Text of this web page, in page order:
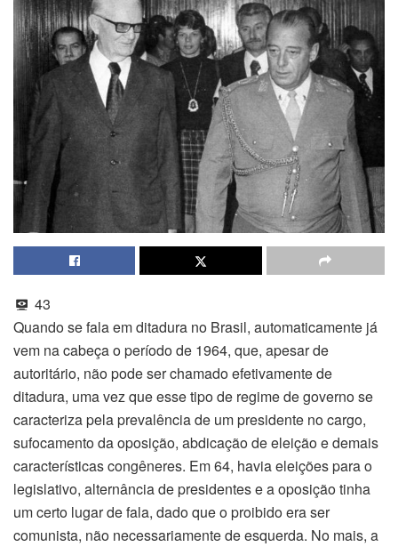
43
Quando se fala em ditadura no Brasil, automaticamente já
vem na cabeça o período de 1964, que, apesar de
autoritário, não pode ser chamado efetivamente de
ditadura, uma vez que esse tipo de regime de governo se
caracteriza pela prevalência de um presidente no cargo,
sufocamento da oposição, abdicação de eleição e demais
características congêneres. Em 64, havia eleições para o
legislativo, alternância de presidentes e a oposição tinha
um certo lugar de fala, dado que o proibido era ser
comunista, não necessariamente de esquerda. No mais, a